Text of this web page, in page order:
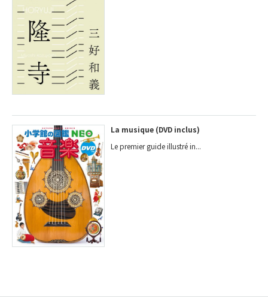
La musique (DVD inclus)
Le premier guide illustré in...